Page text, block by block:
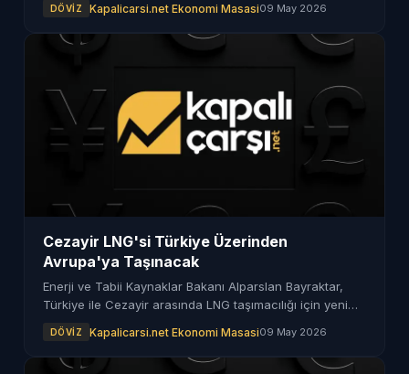
potansiyeline işaret ediyor.
DÖVIZ Kapalicarsi.net Ekonomi Masasi09 May 2026
Cezayir LNG'si Türkiye Üzerinden
Avrupa'ya Taşınacak
Enerji ve Tabii Kaynaklar Bakanı Alparslan Bayraktar,
Türkiye ile Cezayir arasında LNG taşımacılığı için yeni
DÖVIZ Kapalicarsi.net Ekonomi Masasi09 May 2026